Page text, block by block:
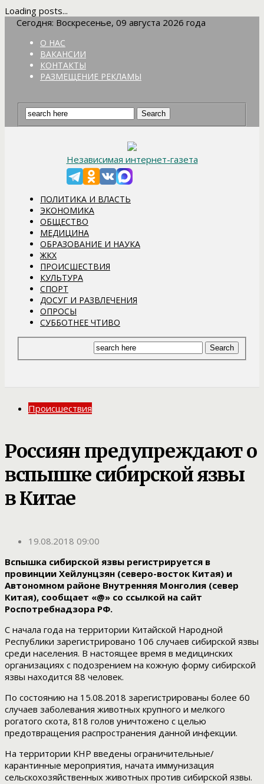
Loading posts...
Сегодня: Воскресенье, 09 августа 2026 года
О НАС
ВАКАНСИИ
КОНТАКТЫ
РАЗМЕЩЕНИЕ РЕКЛАМЫ
Независимая интернет-газета
ПОЛИТИКА И ВЛАСТЬ
ЭКОНОМИКА
ОБЩЕСТВО
МЕДИЦИНА
ОБРАЗОВАНИЕ И НАУКА
ЖКХ
ПРОИСШЕСТВИЯ
КУЛЬТУРА
СПОРТ
ДОСУГ И РАЗВЛЕЧЕНИЯ
ОПРОСЫ
СУББОТНЕЕ ЧТИВО
Происшествия
Россиян предупреждают о
вспышке сибирской язвы
в Китае
19.08.2018 09:00
Вспышка сибирской язвы регистрируется в
провинции Хейлунцзян (северо-восток Китая) и
Автономном районе Внутренняя Монголия (север
Китая), сообщает «@» со ссылкой на сайт
Роспотребнадзора РФ.
С начала года на территории Китайской Народной
Республики зарегистрировано 106 случаев сибирской язвы
среди населения. В настоящее время в медицинских
организациях с подозрением на кожную форму сибирской
язвы находится 88 человек.
По состоянию на 15.08.2018 зарегистрированы более 60
случаев заболевания животных крупного и мелкого
рогатого скота, 818 голов уничтожено с целью
предотвращения распространения данной инфекции.
На территории КНР введены ограничительные/
карантинные мероприятия, начата иммунизация
сельскохозяйственных животных против сибирской язвы.